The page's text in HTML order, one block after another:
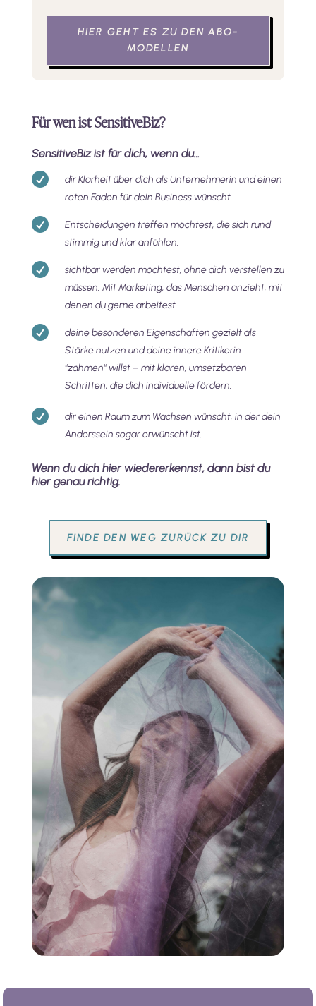
HIER GEHT ES ZU DEN ABO-
MODELLEN
Für wen ist SensitiveBiz?
SensitiveBiz ist für dich, wenn du…

dir Klarheit über dich als Unternehmerin und einen
roten Faden für dein Business wünscht.

Entscheidungen treffen möchtest, die sich rund
stimmig und klar anfühlen.

sichtbar werden möchtest, ohne dich verstellen zu
müssen. Mit Marketing, das Menschen anzieht, mit
denen du gerne arbeitest.

deine besonderen Eigenschaften gezielt als
Stärke nutzen und deine innere Kritikerin
"zähmen" willst – mit klaren, umsetzbaren
Schritten, die dich individuelle fördern.

dir einen Raum zum Wachsen wünscht, in der dein
Anderssein sogar erwünscht ist.
Wenn du dich hier wiedererkennst, dann bist du
hier genau richtig.
FINDE DEN WEG ZURÜCK ZU DIR